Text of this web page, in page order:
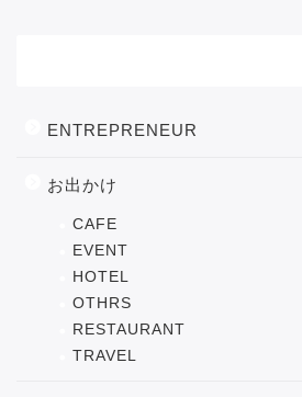
ENTREPRENEUR
お出かけ
CAFE
EVENT
HOTEL
OTHRS
RESTAURANT
TRAVEL